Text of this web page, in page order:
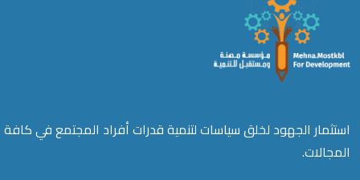
استثمار الجهود لخلق سياسات لتنمية قدرات أفراد المجتمع في كافة
المجالات.